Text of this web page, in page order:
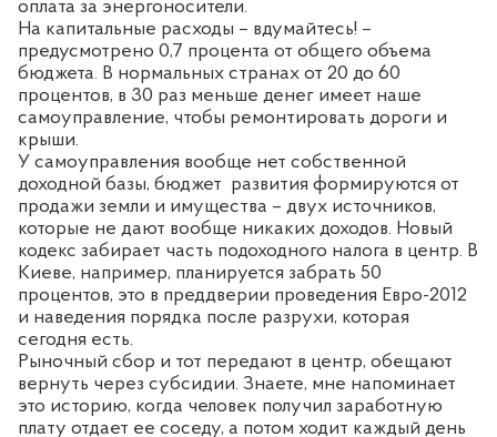
оплата за энергоносители.
На капитальные расходы – вдумайтесь! –
предусмотрено 0,7 процента от общего объема
бюджета. В нормальных странах от 20 до 60
процентов, в 30 раз меньше денег имеет наше
самоуправление, чтобы ремонтировать дороги и
крыши.
У самоуправления вообще нет собственной
доходной базы, бюджет развития формируются от
продажи земли и имущества – двух источников,
которые не дают вообще никаких доходов. Новый
кодекс забирает часть подоходного налога в центр. В
Киеве, например, планируется забрать 50
процентов, это в преддверии проведения Евро-2012
и наведения порядка после разрухи, которая
сегодня есть.
Рыночный сбор и тот передают в центр, обещают
вернуть через субсидии. Знаете, мне напоминает
это историю, когда человек получил заработную
плату отдает ее соседу, а потом ходит каждый день